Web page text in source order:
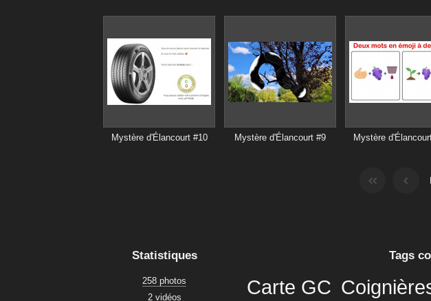
Mystère d'Élancourt #10 Mystère d'Élancourt #9 Mystère
Statistiques
258 photos
2 vidéos
Tags
Carte GC